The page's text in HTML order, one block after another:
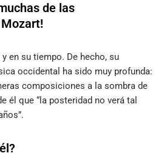
de las
en su tiempo. De hecho, su
occidental ha sido muy profunda:
composiciones a la sombra de
él que “la posteridad no verá tal